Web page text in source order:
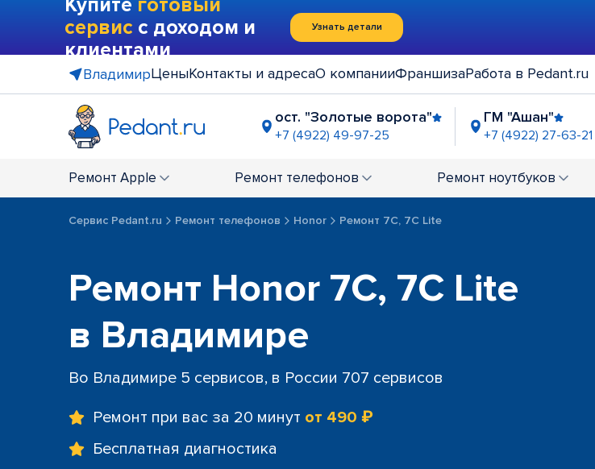
Купите готовый
сервис с доходом и
клиентами
Узнать детали
ВладимирЦеныКонтакты и адресаО компанииФраншизаРабота в Pedant.ru
ост. "Золотые ворота"
+7 (4922) 49-97-25
ГМ "Ашан"
+7 (4922) 27-63-21
+7 (4922) 22-23-63
Ремонт Apple Ремонт телефонов Ремонт ноутбуков
Сервис Pedant.ru Ремонт телефонов Honor Ремонт 7C, 7C Lite
Ремонт Honor 7C, 7C Lite
в Владимире
Во Владимире 5 сервисов, в России 707 сервисов
Ремонт при вас за 20 минут от 490 ₽
Бесплатная диагностика